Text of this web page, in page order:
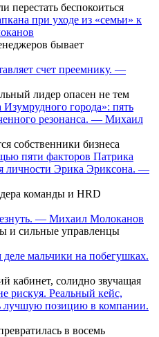
беспокоиться
при уходе из «семьи» к
бывает
счет преемнику. —
лидер опасен не тем
города»: пять
резонанса. — Михаил
собственники бизнеса
пяти факторов Патрика
личности Эрика Эриксона. —
команды и HRD
— Михаил Молоканов
и сильные управленцы
мальчики на побегушках.
кабинет, солидно звучащая
рискуя. Реальный кейс,
лучшую позицию в компании.
в восемь